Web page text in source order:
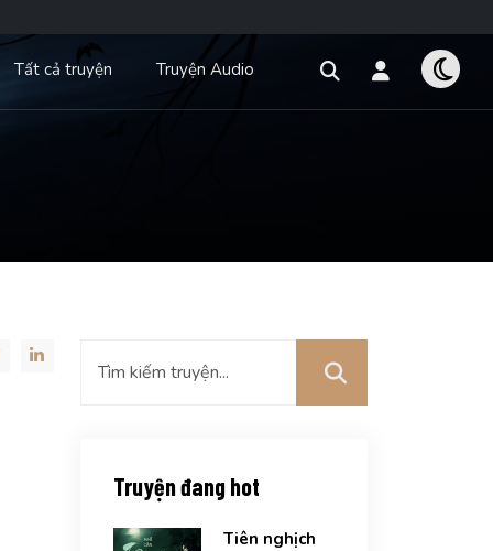
Tất cả truyện Truyện Audio
Truyện đang hot
Tiên nghịch